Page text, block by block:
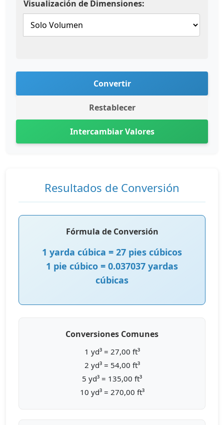
Visualización de Dimensiones:
Convertir
Restablecer
Intercambiar Valores
Resultados de Conversión
Fórmula de Conversión
1 yarda cúbica = 27 pies cúbicos
1 pie cúbico = 0.037037 yardas
cúbicas
Conversiones Comunes
1 yd³ = 27,00 ft³
2 yd³ = 54,00 ft³
5 yd³ = 135,00 ft³
10 yd³ = 270,00 ft³